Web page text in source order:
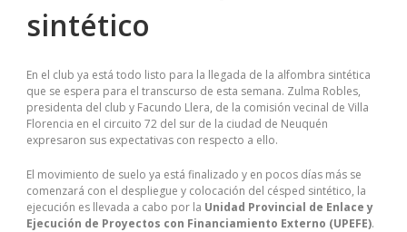
sintético
En el club ya está todo listo para la llegada de la alfombra sintética
que se espera para el transcurso de esta semana. Zulma Robles,
presidenta del club y Facundo Llera, de la comisión vecinal de Villa
Florencia en el circuito 72 del sur de la ciudad de Neuquén
expresaron sus expectativas con respecto a ello.
El movimiento de suelo ya está finalizado y en pocos días más se
comenzará con el despliegue y colocación del césped sintético, la
ejecución es llevada a cabo por la Unidad Provincial de Enlace y
Ejecución de Proyectos con Financiamiento Externo (UPEFE).